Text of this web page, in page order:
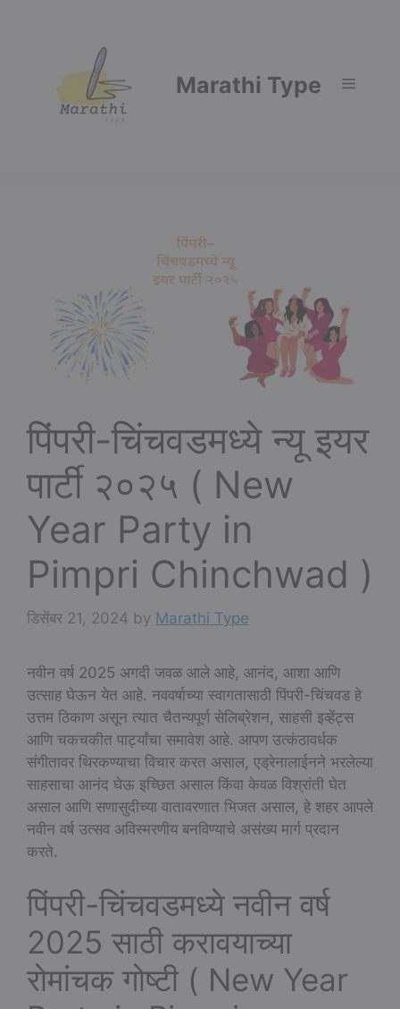
Marathi Type Menu
पिंपरी-चिंचवडमध्ये न्यू इयर
पार्टी २०२५ ( New
Year Party in
Pimpri Chinchwad )
डिसेंबर 21, 2024 by Marathi Type
नवीन वर्ष 2025 अगदी जवळ आले आहे, आनंद, आशा आणि
उत्साह घेऊन येत आहे. नववर्षाच्या स्वागतासाठी पिंपरी-चिंचवड हे
उत्तम ठिकाण असून त्यात चैतन्यपूर्ण सेलिब्रेशन, साहसी इव्हेंट्स
आणि चकचकीत पार्ट्यांचा समावेश आहे. आपण उत्कंठावर्धक
संगीतावर थिरकण्याचा विचार करत असाल, एड्रेनालाईनने भरलेल्या
साहसाचा आनंद घेऊ इच्छित असाल किंवा केवळ विश्रांती घेत
असाल आणि सणासुदीच्या वातावरणात भिजत असाल, हे शहर आपले
नवीन वर्ष उत्सव अविस्मरणीय बनविण्याचे असंख्य मार्ग प्रदान
करते.
पिंपरी-चिंचवडमध्ये नवीन वर्ष
2025 साठी करावयाच्या
रोमांचक गोष्टी ( New Year